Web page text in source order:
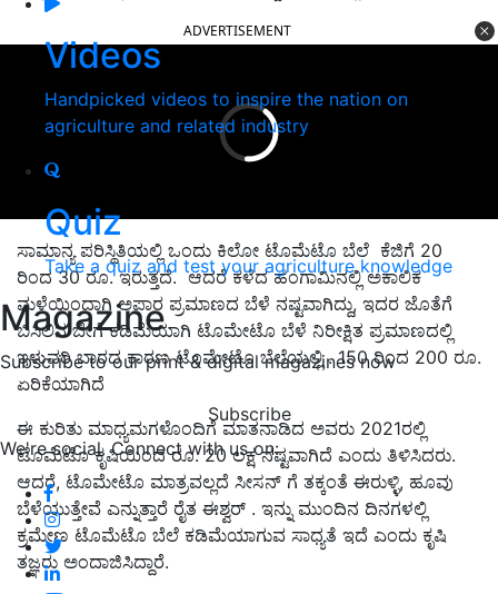
Videos
Handpicked videos to inspire the nation on
agriculture and related industry
Quiz
Take a quiz and test your agriculture knowledge
Magazine
Subscribe to our print & digital magazines now
Subscribe
We're social. Connect with us on:
ADVERTISEMENT
ಸಾಮಾನ್ಯ ಪರಿಸ್ಥಿತಿಯಲ್ಲಿ ಒಂದು ಕಿಲೋ ಟೊಮೆಟೊ ಬೆಲೆ ಕೆಜಿಗೆ 20
ರಿಂದ 30 ರೂ. ಇರುತ್ತದೆ. ಆದರೆ ಕಳೆದ ಹಂಗಾಮಿನಲ್ಲಿ ಅಕಾಲಿಕ
ಮಳೆಯಿಂದಾಗಿ ಅಪಾರ ಪ್ರಮಾಣದ ಬೆಳೆ ನಷ್ಟವಾಗಿದ್ದು, ಇದರ ಜೊತೆಗೆ
ಬಿಸಿಲಿನ ಬೇಗೆ ಕಡಿಮೆಯಾಗಿ ಟೊಮೇಟೊ ಬೆಳೆ ನಿರೀಕ್ಷಿತ ಪ್ರಮಾಣದಲ್ಲಿ
ಇಳುವರಿ ಬಾರದ ಕಾರಣ ಟೊಮೇಟೊ ಬೆಲೆಯಲ್ಲಿ . 150 ರಿಂದ 200 ರೂ.
ಏರಿಕೆಯಾಗಿದೆ
ಈ ಕುರಿತು ಮಾಧ್ಯಮಗಳೊಂದಿಗೆ ಮಾತನಾಡಿದ ಅವರು 2021ರಲ್ಲಿ
ಟೊಮೆಟೊ ಕೃಷಿಯಿಂದ ರೂ. 20 ಲಕ್ಷ ನಷ್ಟವಾಗಿದೆ ಎಂದು ತಿಳಿಸಿದರು.
ಆದರೆ, ಟೊಮೇಟೊ ಮಾತ್ರವಲ್ಲದೆ ಸೀಸನ್ ಗೆ ತಕ್ಕಂತೆ ಈರುಳ್ಳಿ, ಹೂವು
ಬೆಳೆಯುತ್ತೇವೆ ಎನ್ನುತ್ತಾರೆ ರೈತ ಈಶ್ವರ್ . ಇನ್ನು ಮುಂದಿನ ದಿನಗಳಲ್ಲಿ
ಕ್ರಮೇಣ ಟೊಮೆಟೊ ಬೆಲೆ ಕಡಿಮೆಯಾಗುವ ಸಾಧ್ಯತೆ ಇದೆ ಎಂದು ಕೃಷಿ
ತಜ್ಞರು ಅಂದಾಜಿಸಿದ್ದಾರೆ.